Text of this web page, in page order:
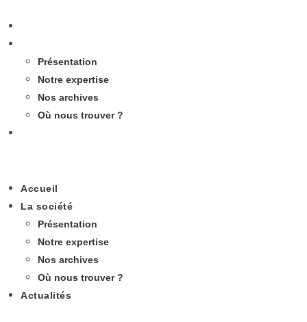
Présentation
Notre expertise
Nos archives
Où nous trouver ?
Accueil
La société
Présentation
Notre expertise
Nos archives
Où nous trouver ?
Actualités